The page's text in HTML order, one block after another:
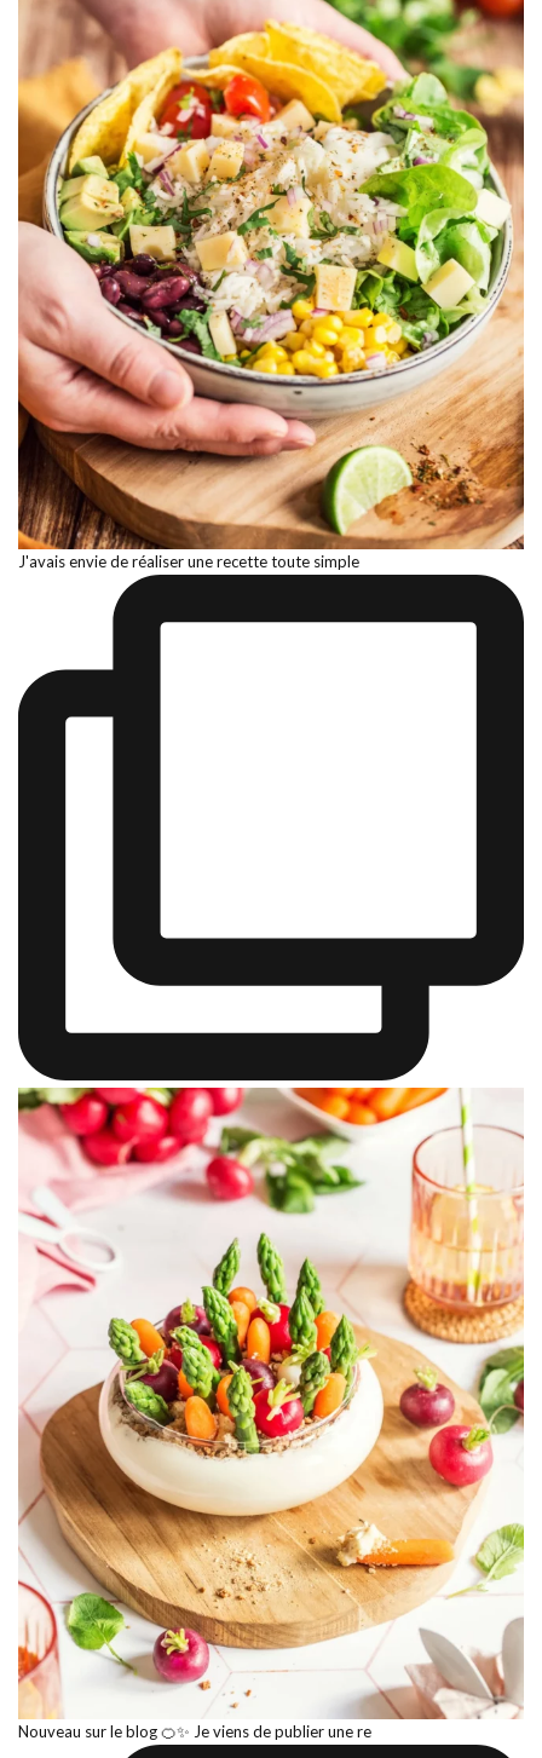
J'avais envie de réaliser une recette toute simple
Nouveau sur le blog 🍊✨ Je viens de publier une re